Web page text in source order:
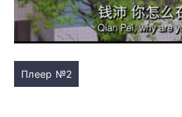
Плеер №2